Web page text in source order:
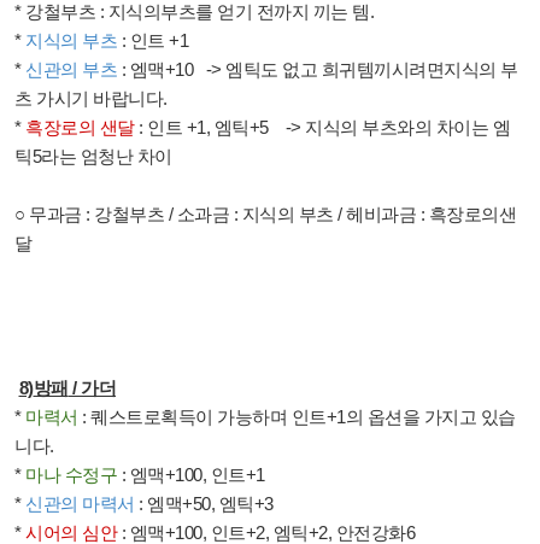
* 강철부츠 : 지식의부츠를 얻기 전까지 끼는 템.
* 지식의 부츠 : 인트 +1
* 신관의 부츠 : 엠맥+10 -> 엠틱도 없고 희귀템끼시려면지식의 부
츠 가시기 바랍니다.
* 흑장로의 샌달: 인트 +1, 엠틱+5 -> 지식의 부츠와의 차이는 엠
틱5라는 엄청난 차이
○ 무과금 : 강철부츠 / 소과금 : 지식의 부츠 /헤비과금 : 흑장로의샌
달
8)방패 / 가더
* 마력서 : 퀘스트로획득이 가능하며 인트+1의 옵션을 가지고 있습
니다.
* 마나 수정구 : 엠맥+100, 인트+1
* 신관의 마력서 : 엠맥+50, 엠틱+3
*시어의 심안: 엠맥+100, 인트+2, 엠틱+2, 안전강화6